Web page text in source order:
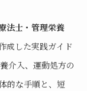
法士・管理栄養
成した実践ガイド
介入、運動処方の
的な手順と、短